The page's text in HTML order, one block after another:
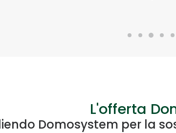
L'offerta
Domosystem per la